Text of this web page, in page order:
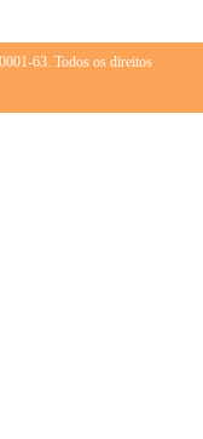
63. Todos os direitos